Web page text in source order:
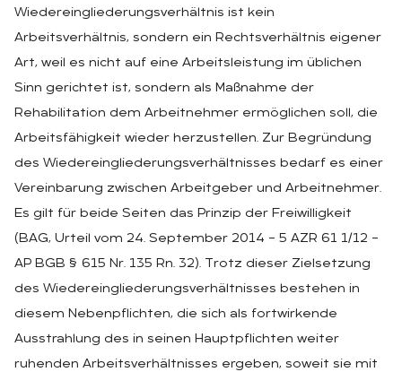
Wiedereingliederungsverhältnis ist kein
Arbeitsverhältnis, sondern ein Rechtsverhältnis eigener
Art, weil es nicht auf eine Arbeitsleistung im üblichen
Sinn gerichtet ist, sondern als Maßnahme der
Rehabilitation dem Arbeitnehmer ermöglichen soll, die
Arbeitsfähigkeit wieder herzustellen. Zur Begründung
des Wiedereingliederungsverhältnisses bedarf es einer
Vereinbarung zwischen Arbeitgeber und Arbeitnehmer.
Es gilt für beide Seiten das Prinzip der Freiwilligkeit
(BAG, Urteil vom 24. September 2014 – 5 AZR 61 1/12 –
AP BGB § 615 Nr. 135 Rn. 32). Trotz dieser Zielsetzung
des Wiedereingliederungsverhältnisses bestehen in
diesem Nebenpflichten, die sich als fortwirkende
Ausstrahlung des in seinen Hauptpflichten weiter
ruhenden Arbeitsverhältnisses ergeben, soweit sie mit